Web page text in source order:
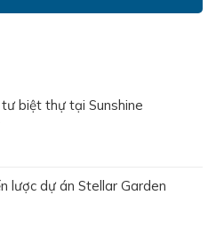
biệt thự tại Sunshine
lược dự án Stellar Garden